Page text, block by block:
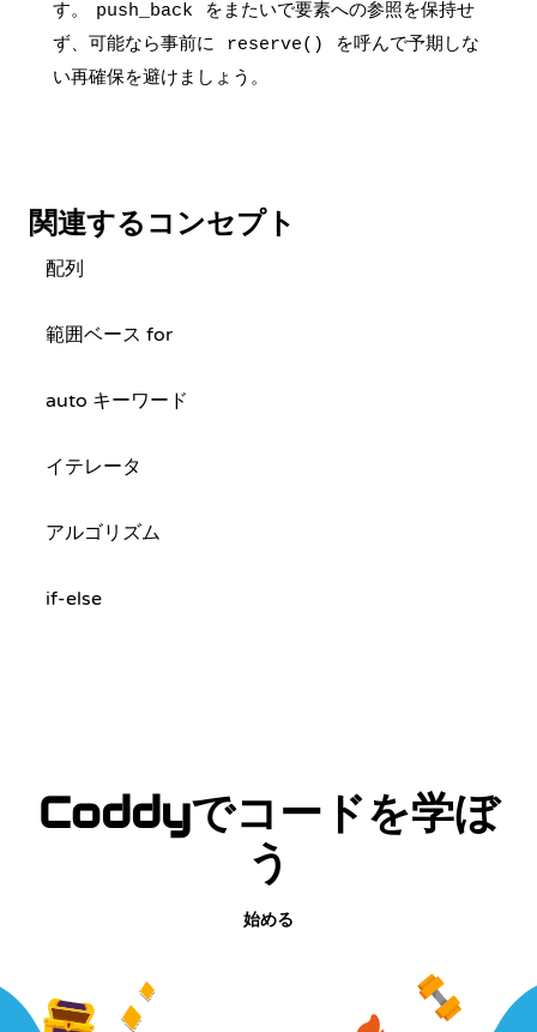
す。 push_back
をまたいで要素への参照を保持せ
ず、可能なら事前に
reserve()
を呼んで予期しな
い再確保を避けましょう。
関連するコンセプト
配列
範囲ベース for
auto キーワード
イテレータ
アルゴリズム
if-else
Coddyでコードを学ぼ
う
始める